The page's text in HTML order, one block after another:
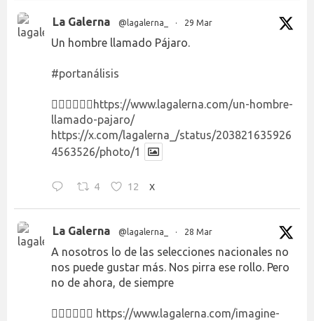
La Galerna @lagalerna_ · 29 Mar
Un hombre llamado Pájaro.
#portanálisis
👉🏻👉🏻👉🏻 https://www.lagalerna.com/un-hombre-
llamado-pajaro/
https://x.com/lagalerna_/status/203821635926
4563526/photo/1
4 12 X
La Galerna @lagalerna_ · 28 Mar
A nosotros lo de las selecciones nacionales no
nos puede gustar más. Nos pirra ese rollo. Pero
no de ahora, de siempre
👉🏻👉🏻👉🏻 https://www.lagalerna.com/imagine-